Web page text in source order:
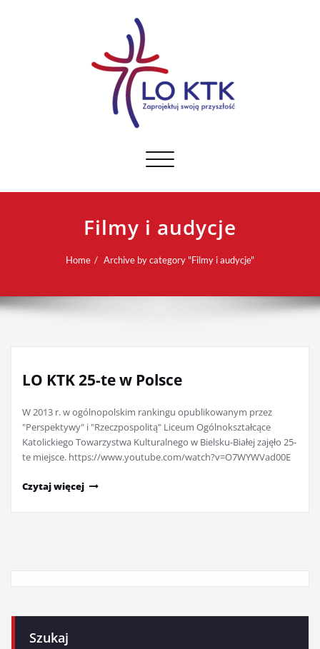
Toggle navigation
Filmy i audycje
Home Archive by category "Filmy i audycje"
LO KTK 25-te w Polsce
W 2013 r. w ogólnopolskim rankingu opublikowanym przez
"Perspektywy" i "Rzeczpospolitą" Liceum Ogólnokształcące
Katolickiego Towarzystwa Kulturalnego w Bielsku-Białej zajęło 25-
te miejsce. https://www.youtube.com/watch?v=O7WYWVad00E
Czytaj więcej
Szukaj